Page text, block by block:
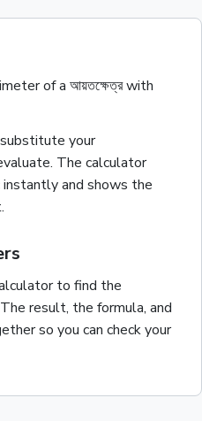
of a আয়তক্ষেত্রwith
your
The calculator
and shows the
to find the
result, the formula, and
so you can check your